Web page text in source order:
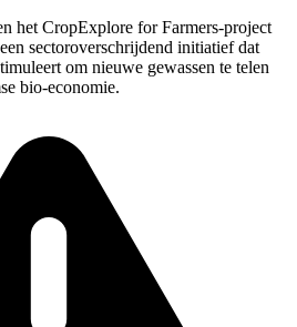
het CropExplore for Farmers-project
sectoroverschrijdend initiatief dat
om nieuwe gewassen te telen
bio-economie.